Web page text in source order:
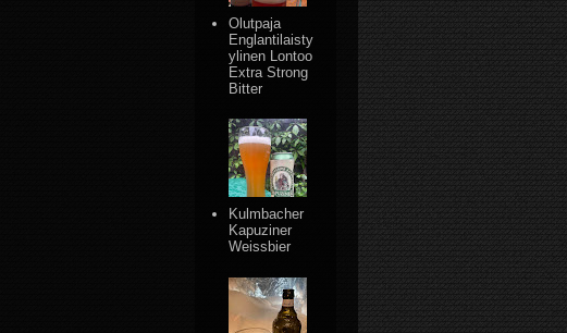
Olutpaja
Englantilaisty
ylinen Lontoo
Extra Strong
Bitter
Kulmbacher
Kapuziner
Weissbier